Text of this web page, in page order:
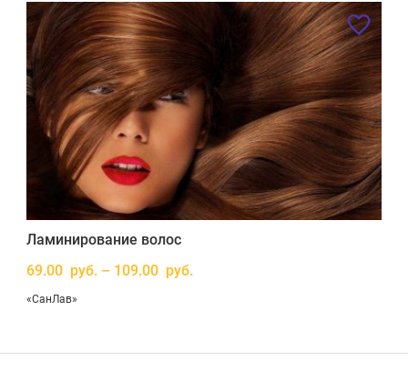
Ламинирование волос
69.00 руб. – 109.00 руб.
«СанЛав»